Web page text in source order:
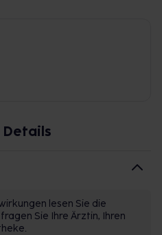
lesen Sie die
Sie Ihre Ärztin, Ihren